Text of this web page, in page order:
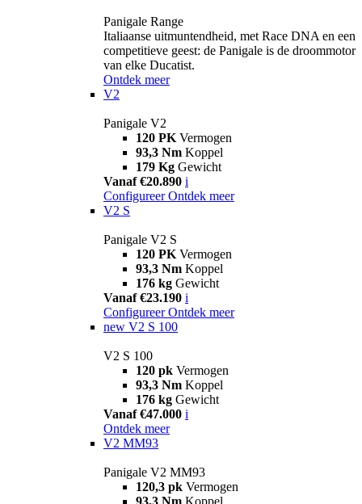
Panigale Range
Italiaanse uitmuntendheid, met Race DNA en een
competitieve geest: de Panigale is de droommotor
van elke Ducatist.
Ontdek meer
V2
Panigale V2
120 PK Vermogen
93,3 Nm Koppel
179 Kg Gewicht
Vanaf €20.890 i
Configureer Ontdek meer
V2 S
Panigale V2 S
120 PK Vermogen
93,3 Nm Koppel
176 kg Gewicht
Vanaf €23.190 i
Configureer Ontdek meer
new V2 S 100
V2 S 100
120 pk Vermogen
93,3 Nm Koppel
176 kg Gewicht
Vanaf €47.000 i
Ontdek meer
V2 MM93
Panigale V2 MM93
120,3 pk Vermogen
93,3 Nm Koppel